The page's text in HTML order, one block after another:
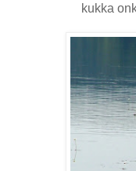
kukka